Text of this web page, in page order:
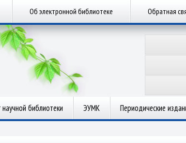
Об электронной библиотеке Обратная
библиотеки ЭУМК Периодические